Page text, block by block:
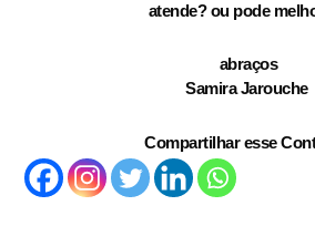
atende? ou pode
abraços
Samira Jarouche
Compartilhar esse